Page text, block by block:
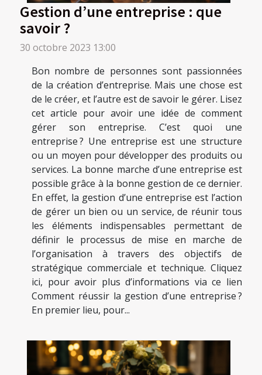
Gestion d’une entreprise : que
savoir ?
30 octobre 2023 13:00
Bon nombre de personnes sont passionnées
de la création d’entreprise. Mais une chose est
de le créer, et l’autre est de savoir le gérer. Lisez
cet article pour avoir une idée de comment
gérer son entreprise. C’est quoi une
entreprise ? Une entreprise est une structure
ou un moyen pour développer des produits ou
services. La bonne marche d’une entreprise est
possible grâce à la bonne gestion de ce dernier.
En effet, la gestion d’une entreprise est l’action
de gérer un bien ou un service, de réunir tous
les éléments indispensables permettant de
définir le processus de mise en marche de
l’organisation à travers des objectifs de
stratégique commerciale et technique. Cliquez
ici, pour avoir plus d’informations via ce lien
Comment réussir la gestion d’une entreprise ?
En premier lieu, pour...